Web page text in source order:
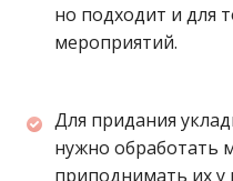
но подходит и для
мероприятий.
Для придания
нужно обработать
приподнимать их у